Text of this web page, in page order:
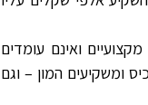
ואינם עומדים
ומשקיעים המון – וגם